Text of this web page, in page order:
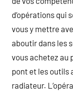
d’opérations qui
vous y mettre
aboutir dans les
vous achetez au
pont et les outils
radiateur.